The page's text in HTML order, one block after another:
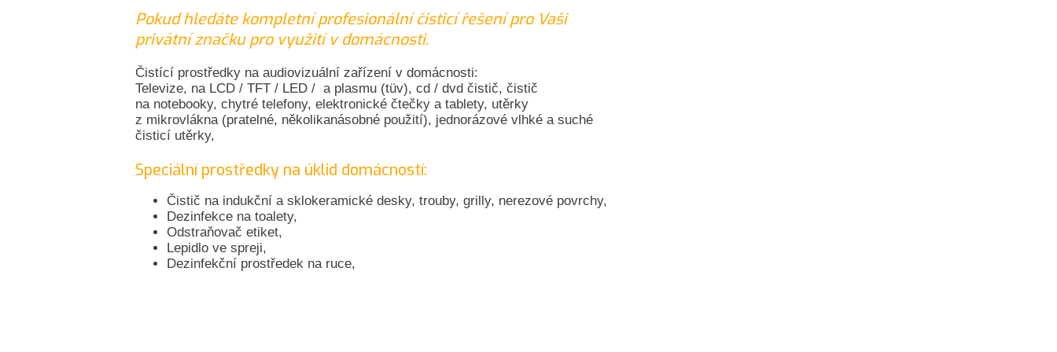
Pokud hledáte kompletní profesionální čisticí řešení pro Vaši
privátní značku pro využití v domácnosti.
Čistící prostředky na audiovizuální zařízení v domácnosti:
Televize, na LCD / TFT / LED / a plasmu (tüv), cd / dvd čistič, čistič
na notebooky, chytré telefony, elektronické čtečky a tablety, utěrky
z mikrovlákna (pratelné, několikanásobné použití), jednorázové vlhké a suché
čisticí utěrky,
Speciální prostředky na úklid domácností:
Čistič na indukční a sklokeramické desky, trouby, grilly, nerezové povrchy,
Dezinfekce na toalety,
Odstraňovač etiket,
Lepidlo ve spreji,
Dezinfekční prostředek na ruce,